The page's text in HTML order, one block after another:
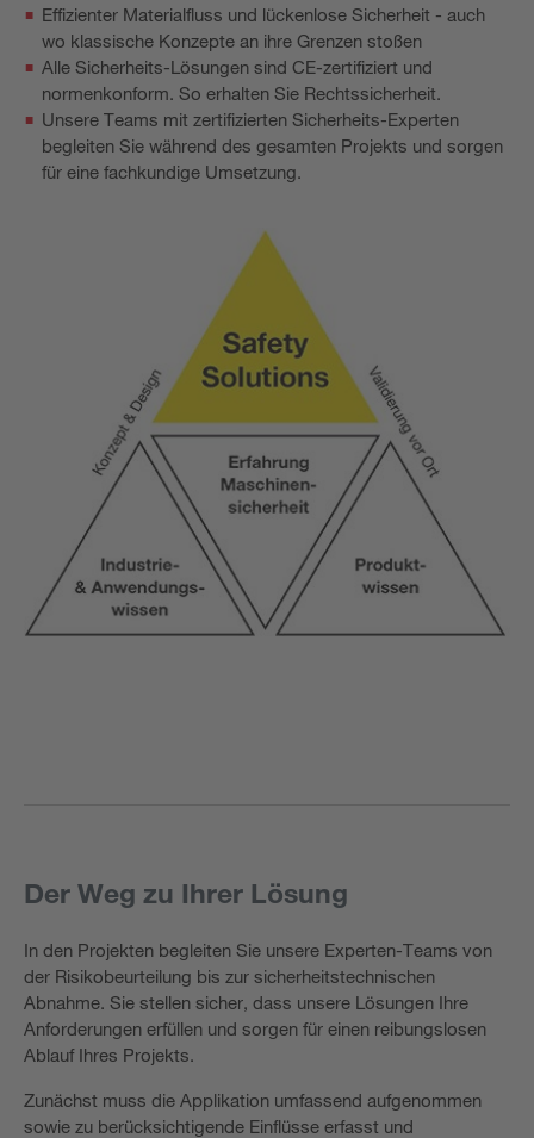
Effizienter Materialfluss und lückenlose Sicherheit - auch
wo klassische Konzepte an ihre Grenzen stoßen
Alle Sicherheits-Lösungen sind CE-zertifiziert und
normenkonform. So erhalten Sie Rechtssicherheit.
Unsere Teams mit zertifizierten Sicherheits-Experten
begleiten Sie während des gesamten Projekts und sorgen
für eine fachkundige Umsetzung.
Der Weg zu Ihrer Lösung
In den Projekten begleiten Sie unsere Experten-Teams von
der Risikobeurteilung bis zur sicherheitstechnischen
Abnahme. Sie stellen sicher, dass unsere Lösungen Ihre
Anforderungen erfüllen und sorgen für einen reibungslosen
Ablauf Ihres Projekts.
Zunächst muss die Applikation umfassend aufgenommen
sowie zu berücksichtigende Einflüsse erfasst und